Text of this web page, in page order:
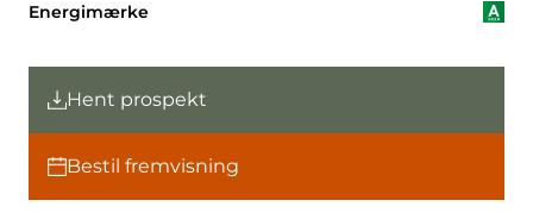
Energimærke
Hent prospekt
Bestil fremvisning